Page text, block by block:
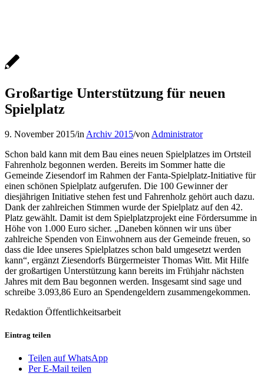
Großartige Unterstützung für neuen
Spielplatz
9. November 2015/in Archiv 2015/von Administrator
Schon bald kann mit dem Bau eines neuen Spielplatzes im Ortsteil
Fahrenholz begonnen werden. Bereits im Sommer hatte die
Gemeinde Ziesendorf im Rahmen der Fanta-Spielplatz-Initiative für
einen schönen Spielplatz aufgerufen. Die 100 Gewinner der
diesjährigen Initiative stehen fest und Fahrenholz gehört auch dazu.
Dank der zahlreichen Stimmen wurde der Spielplatz auf den 42.
Platz gewählt. Damit ist dem Spielplatzprojekt eine Fördersumme in
Höhe von 1.000 Euro sicher. „Daneben können wir uns über
zahlreiche Spenden von Einwohnern aus der Gemeinde freuen, so
dass die Idee unseres Spielplatzes schon bald umgesetzt werden
kann“, ergänzt Ziesendorfs Bürgermeister Thomas Witt. Mit Hilfe
der großartigen Unterstützung kann bereits im Frühjahr nächsten
Jahres mit dem Bau begonnen werden. Insgesamt sind sage und
schreibe 3.093,86 Euro an Spendengeldern zusammengekommen.
Redaktion Öffentlichkeitsarbeit
Eintrag teilen
Teilen auf WhatsApp
Per E-Mail teilen